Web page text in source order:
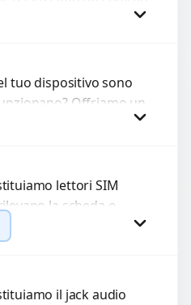
o
tuo dispositivo sono
Offriamo un
o sostituzione
lettori SIM
la scheda o
Utilizziamo
Preventivo
il jack audio